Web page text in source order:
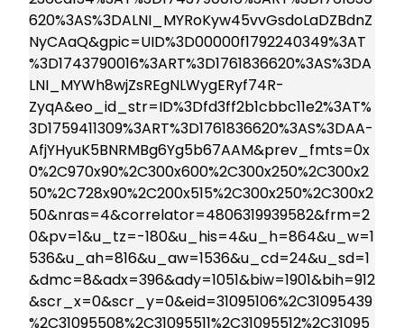
620%3AS%3DALNI_MYRoKyw45vvGsdoLaDZBdnZ
NyCAaQ&gpic=UID%3D00000f1792240349%3AT
%3D1743790016%3ART%3D1761836620%3AS%3DA
LNI_MYWh8wjZsREgNLWygERyf74R-
ZyqA&eo_id_str=ID%3Dfd3ff2b1cbbc11e2%3AT%
3D1759411309%3ART%3D1761836620%3AS%3DAA-
AfjYHyuK5BNRMBg6Yg5b67AAM&prev_fmts=0x
0%2C970x90%2C300x600%2C300x250%2C300x2
50%2C728x90%2C200x515%2C300x250%2C300x2
50&nras=4&correlator=4806319939582&frm=2
0&pv=1&u_tz=-180&u_his=4&u_h=864&u_w=1
536&u_ah=816&u_aw=1536&u_cd=24&u_sd=1
&dmc=8&adx=396&ady=1051&biw=1901&bih=912
&scr_x=0&scr_y=0&eid=31095106%2C31095439
%2C31095508%2C31095511%2C31095512%2C31095